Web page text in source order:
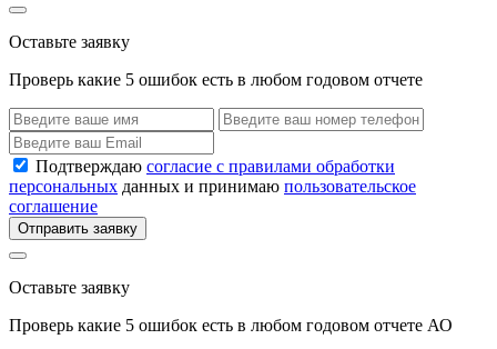
Оставьте заявку
Проверь какие 5 ошибок есть в любом годовом отчете
Подтверждаю согласие с правилами обработки
персональных данных и принимаю пользовательское
соглашение
Отправить заявку
Оставьте заявку
Проверь какие 5 ошибок есть в любом годовом отчете АО